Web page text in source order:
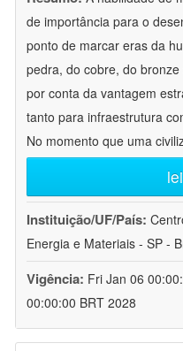
de importância para o
ponto de marcar eras da
pedra, do cobre, do
por conta da vantagem
tanto para infraestrutura
No momento que uma
Instituição/UF/País:
Energia e Materiais - SP -
Vigência: Fri Jan 06
00:00:00 BRT 2028